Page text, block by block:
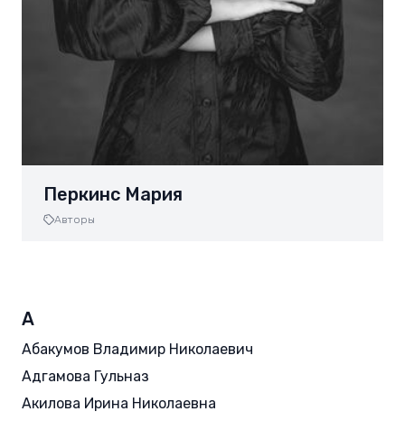
Перкинс Мария
Авторы
А
Абакумов Владимир Николаевич
Адгамова Гульназ
Акилова Ирина Николаевна